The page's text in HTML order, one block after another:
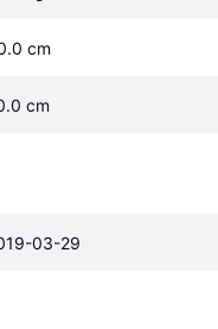
cm
cm
03-29